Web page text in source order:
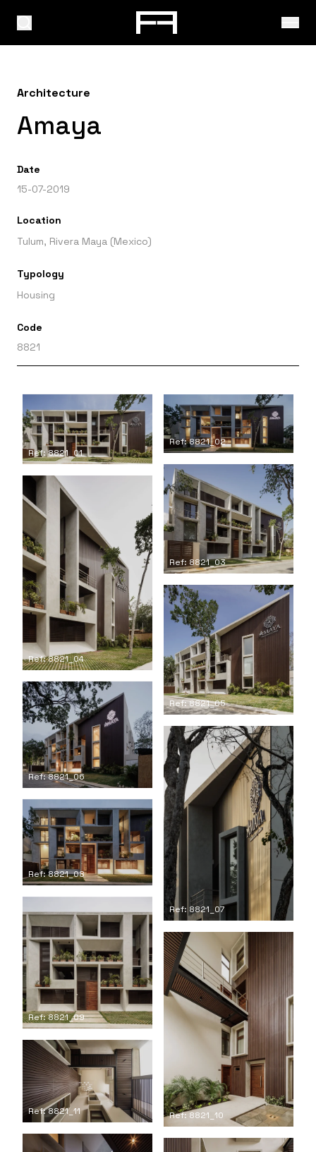
Architecture
Amaya
Date
15-07-2019
Location
Tulum, Rivera Maya (Mexico)
Typology
Housing
Code
8821
Ref: 8821_01
Ref: 8821_02
Ref: 8821_03
Ref: 8821_04
Ref: 8821_05
Ref: 8821_06
Ref: 8821_07
Ref: 8821_08
Ref: 8821_09
Ref: 8821_10
Ref: 8821_11